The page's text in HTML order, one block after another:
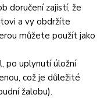
doručení zajistí, že
a vy obdržíte
můžete použít jako
po uplynutí úložní
což je důležité
žalobu).